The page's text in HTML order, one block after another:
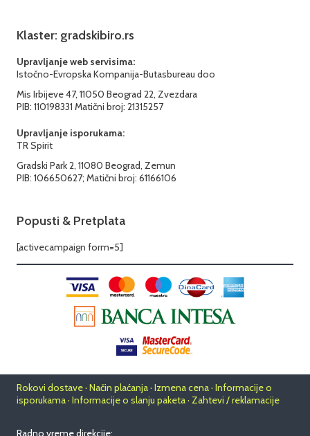
Klaster: gradskibiro.rs
Upravljanje web servisima:
Istočno-Evropska Kompanija-Butasbureau doo
Mis Irbijeve 47, 11050 Beograd 22, Zvezdara
PIB: 110198331 Matični broj: 21315257
Upravljanje isporukama:
TR Spirit
Gradski Park 2, 11080 Beograd, Zemun
PIB: 106650627; Matični broj: 61166106
Popusti & Pretplata
[activecampaign form=5]
Rokovi dostave · Način plaćanja · Izmena cena · Informacije o
isporukama · Informacije o slanju paketa · Zahtevi / reklamacije